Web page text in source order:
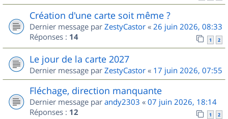
Création d'une carte soit même ?
Dernier message par ZestyCastor « 26 juin 2026, 08:33
Réponses : 14 1 2
Le jour de la carte 2027
Dernier message par ZestyCastor « 17 juin 2026, 07:55
Fléchage, direction manquante
Dernier message par andy2303 « 07 juin 2026, 18:14
Réponses : 12 1 2